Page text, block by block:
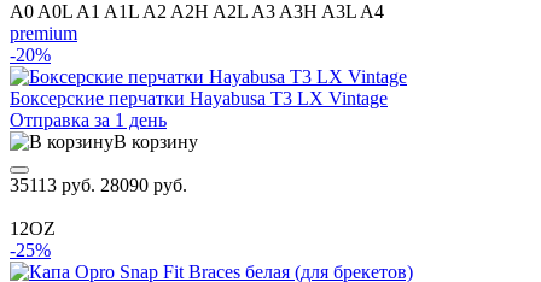
A0 A0L A1 A1L A2 A2H A2L A3 A3H A3L A4
premium
-20%
Боксерские перчатки Hayabusa T3 LX Vintage
Отправка за 1 день
В корзину
35113 руб. 28090 руб.
12OZ
-25%